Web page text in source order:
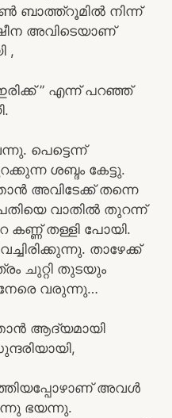
ബാത്ത്റൂമിൽ നിന്ന്
അവിടെയാണ്
,
” എന്ന് പറഞ്ഞ്
പെട്ടെന്ന്
ശബ്ദം കേട്ടു.
അവിടേക്ക് തന്നെ
വാതിൽ തുറന്ന്
കണ്ണ് തള്ളി പോയി.
താഴേക്ക്
ചുറ്റി തുടയും
വരുന്നു…
ആദ്യമായി
അവൾ
ഭയന്നു.